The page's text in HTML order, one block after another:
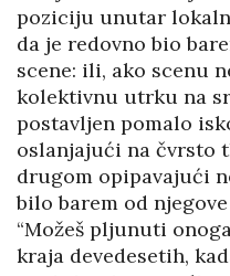
poziciju unutar
da je redovno bio
scene: ili, ako scenu
kolektivnu utrku na
postavljen pomalo
oslanjajući na čvrsto
drugom opipavajući
bilo barem od
“Možeš pljunuti
kraja devedesetih,